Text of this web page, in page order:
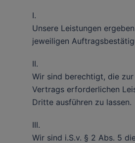
I.
Unsere Leistungen
jeweiligen
II.
Wir sind berechtigt, die
Vertrags erforderlichen
Dritte ausführen zu lassen.
III.
Wir sind i.S.v. § 2 Abs. 5